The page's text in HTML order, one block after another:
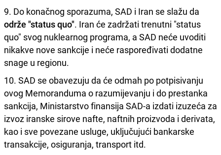
9. Do konačnog sporazuma, SAD i Iran se slažu da
održe "status quo". Iran će zadržati trenutni "status
quo" svog nuklearnog programa, a SAD neće uvoditi
nikakve nove sankcije i neće raspoređivati dodatne
snage u regionu.
10. SAD se obavezuju da će odmah po potpisivanju
ovog Memoranduma o razumijevanju i do prestanka
sankcija, Ministarstvo finansija SAD-a izdati izuzeća za
izvoz iranske sirove nafte, naftnih proizvoda i derivata,
kao i sve povezane usluge, uključujući bankarske
transakcije, osiguranja, transport itd.